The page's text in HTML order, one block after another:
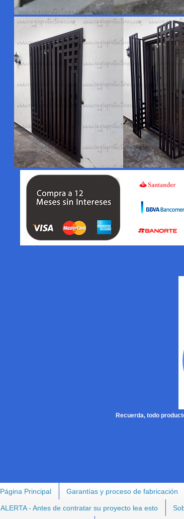
Recuerda, todo
Página Principal Garantías y proceso de fabricación
ALERTA - Antes de contratar su proyecto lea esto